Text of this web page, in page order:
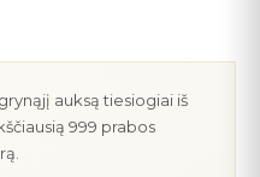
auksą tiesiogiai iš
999 prabos